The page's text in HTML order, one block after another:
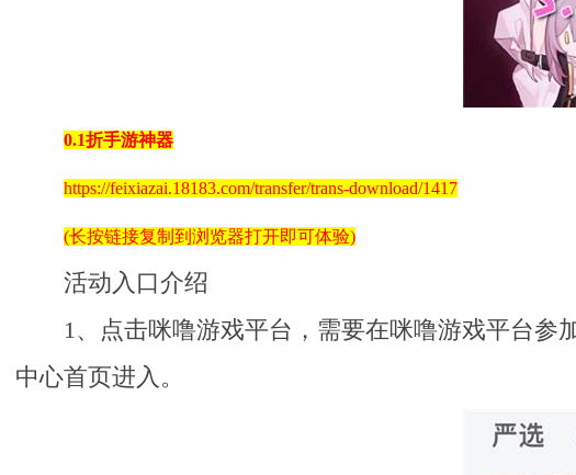
0.1折手游神器
https://feixiazai.18183.com/transfer/trans-download/1417
(长按链接复制到浏览器打开即可体验)
活动入口介绍
1、点击咪噜游戏平台，需要在咪噜游戏平台参
中心首页进入。